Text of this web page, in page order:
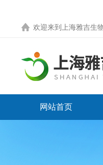
欢迎来到 上海雅吉生
网站首页